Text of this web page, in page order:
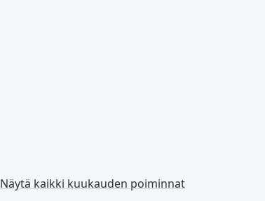
Näytä kaikki kuukauden poiminnat